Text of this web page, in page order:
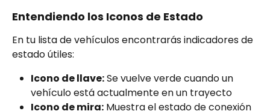
Entendiendo los Iconos de Estado
En tu lista de vehículos encontrarás indicadores de
estado útiles:
Icono de llave: Se vuelve verde cuando un
vehículo está actualmente en un trayecto
Icono de mira: Muestra el estado de conexión